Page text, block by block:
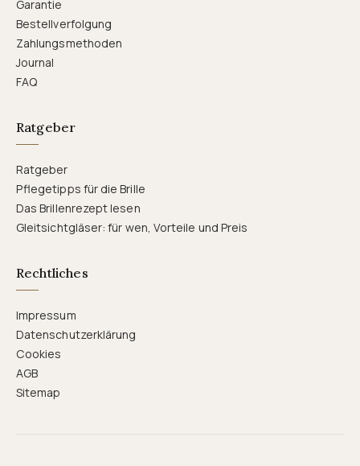
Garantie
Bestellverfolgung
Zahlungsmethoden
Journal
FAQ
Ratgeber
Ratgeber
Pflegetipps für die Brille
Das Brillenrezept lesen
Gleitsichtgläser: für wen, Vorteile und Preis
Rechtliches
Impressum
Datenschutzerklärung
Cookies
AGB
Sitemap